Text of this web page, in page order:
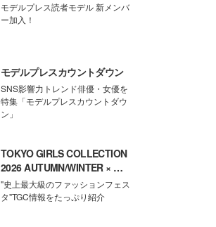
モデルプレス読者モデル 新メンバ
ー加入！
モデルプレスカウントダウン
SNS影響力トレンド俳優・女優を
特集「モデルプレスカウントダウ
ン」
TOKYO GIRLS COLLECTION
2026 AUTUMN/WINTER × モ
デルプレス
"史上最大級のファッションフェス
タ"TGC情報をたっぷり紹介